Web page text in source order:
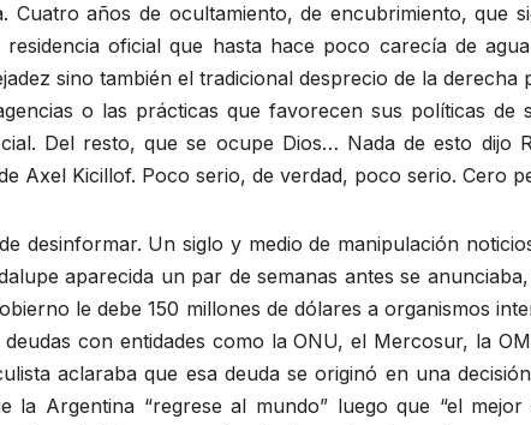
años de ocultamiento, de encubrimiento, que
oficial que hasta hace poco carecía de
sino también el tradicional desprecio de la
o las prácticas que favorecen sus políticas de
Del resto, que se ocupe Dios… Nada de esto dijo
Axel Kicillof. Poco serio, de verdad, poco serio. Cero
desinformar. Un siglo y medio de manipulación
aparecida un par de semanas antes se
le debe 150 millones de dólares a organismos
con entidades como la ONU, el Mercosur, la
aclaraba que esa deuda se originó en una
la Argentina “regrese al mundo” luego que “el